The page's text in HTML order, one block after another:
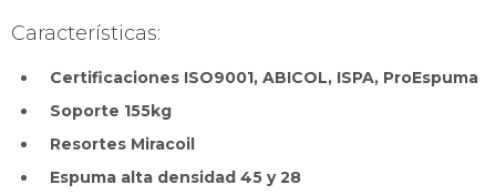
Características:
Certificaciones ISO9001, ABICOL, ISPA, ProEspuma
Soporte 155kg
Resortes Miracoil
Espuma alta densidad 45 y 28